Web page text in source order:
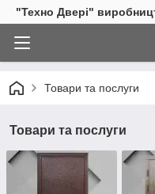
"Техно Двері"
Товари та послуги
Товари та послуги